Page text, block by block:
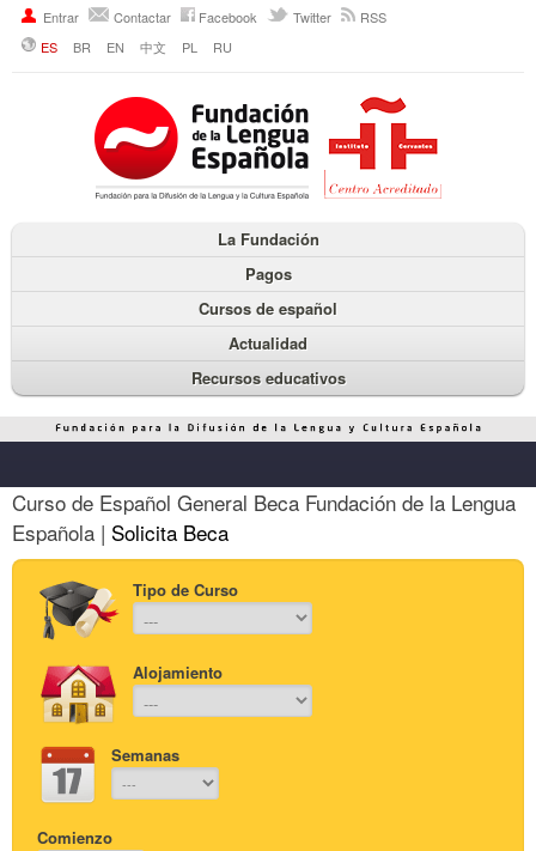
Entrar Contactar Facebook Twitter
RSS
ES
BR EN 中文 PL RU
La Fundación
Pagos
Cursos de español
Actualidad
Recursos educativos
Curso de Español General Beca Fundación de la Lengua
Española | Solicita Beca
Tipo de Curso
Alojamiento
Semanas
Comienzo